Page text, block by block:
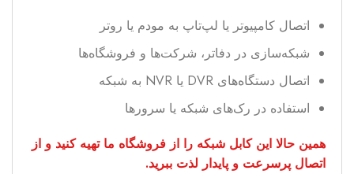
اتصال کامپیوتر یا لپ‌تاپ به مودم یا روتر
شبکه‌سازی در دفاتر، شرکت‌ها و فروشگاه‌ها
اتصال دستگاه‌های DVR یا NVR به شبکه
استفاده در رک‌های شبکه یا سرورها
همین حالا این کابل شبکه را از فروشگاه ما تهیه کنید و از
اتصال پرسرعت و پایدار لذت ببرید.